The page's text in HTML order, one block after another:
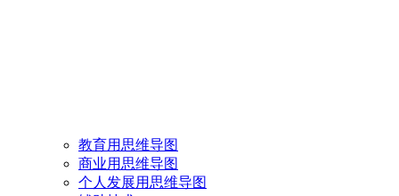
教育用思维导图
商业用思维导图
个人发展用思维导图